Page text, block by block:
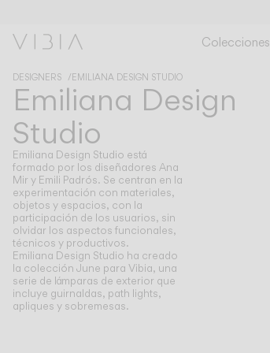
Colecciones
DESIGNERS EMILIANA DESIGN STUDIO
Emiliana Design
Studio
Emiliana Design Studio está
formado por los diseñadores Ana
Mir y Emili Padrós. Se centran en la
experimentación con materiales,
objetos y espacios, con la
participación de los usuarios, sin
olvidar los aspectos funcionales,
técnicos y productivos.
Emiliana Design Studio ha creado
la colección June para Vibia, una
serie de lámparas de exterior que
incluye guirnaldas, path lights,
apliques y sobremesas.